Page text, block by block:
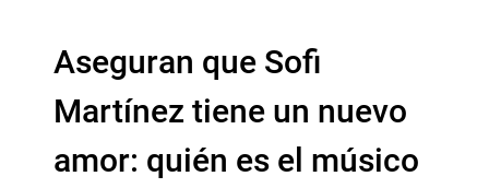
Aseguran que Sofi
Martínez tiene un nuevo
amor: quién es el músico